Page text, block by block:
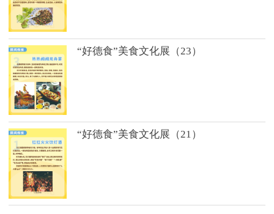
“好德食”美食文化展（23）
“好德食”美食文化展（21）